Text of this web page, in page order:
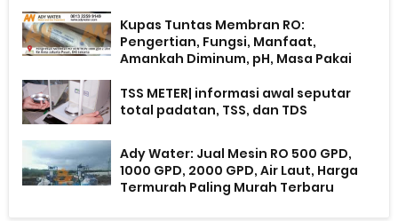
Kupas Tuntas Membran RO:
Pengertian, Fungsi, Manfaat,
Amankah Diminum, pH, Masa Pakai
TSS METER| informasi awal seputar
total padatan, TSS, dan TDS
Ady Water: Jual Mesin RO 500 GPD,
1000 GPD, 2000 GPD, Air Laut, Harga
Termurah Paling Murah Terbaru